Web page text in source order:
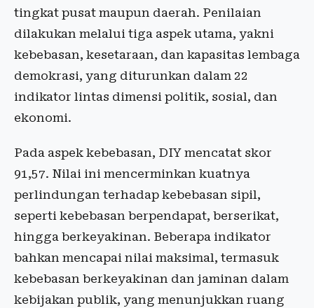
tingkat pusat maupun daerah. Penilaian
dilakukan melalui tiga aspek utama, yakni
kebebasan, kesetaraan, dan kapasitas lembaga
demokrasi, yang diturunkan dalam 22
indikator lintas dimensi politik, sosial, dan
ekonomi.
Pada aspek kebebasan, DIY mencatat skor
91,57. Nilai ini mencerminkan kuatnya
perlindungan terhadap kebebasan sipil,
seperti kebebasan berpendapat, berserikat,
hingga berkeyakinan. Beberapa indikator
bahkan mencapai nilai maksimal, termasuk
kebebasan berkeyakinan dan jaminan dalam
kebijakan publik, yang menunjukkan ruang